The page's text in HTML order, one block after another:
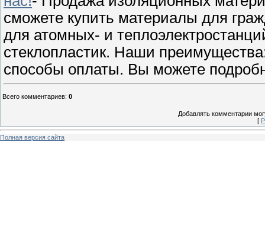
сможете купить материалы для
для атомных- и
стеклопластик. Наши
способы оплаты. Вы можете
Всего комментариев: 0
Добавлять комментарии
[
Полная версия сайта